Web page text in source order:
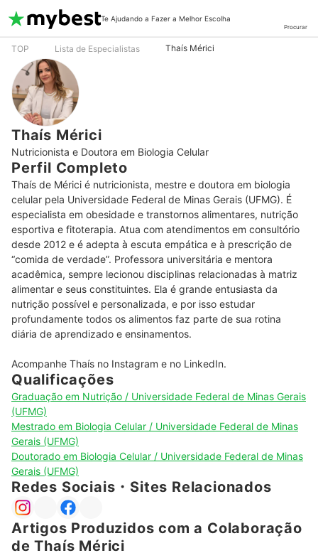
Te Ajudando a Fazer a Melhor Escolha
Procurar
TOP Lista de Especialistas Thaís Mérici
Thaís Mérici
Nutricionista e Doutora em Biologia Celular
Perfil Completo
Thaís de Mérici é nutricionista, mestre e doutora em biologia
celular pela Universidade Federal de Minas Gerais (UFMG). É
especialista em obesidade e transtornos alimentares, nutrição
esportiva e fitoterapia. Atua com atendimentos em consultório
desde 2012 e é adepta à escuta empática e à prescrição de
“comida de verdade”. Professora universitária e mentora
acadêmica, sempre lecionou disciplinas relacionadas à matriz
alimentar e seus constituintes. Ela é grande entusiasta da
nutrição possível e personalizada, e por isso estudar
profundamente todos os alimentos faz parte de sua rotina
diária de aprendizado e ensinamentos.
Acompanhe Thaís no Instagram e no LinkedIn.
Qualificações
Graduação em Nutrição / Universidade Federal de Minas Gerais
(UFMG)
Mestrado em Biologia Celular / Universidade Federal de Minas
Gerais (UFMG)
Doutorado em Biologia Celular / Universidade Federal de Minas
Gerais (UFMG)
Redes Sociais・Sites Relacionados
Artigos Produzidos com a Colaboração
de Thaís Mérici